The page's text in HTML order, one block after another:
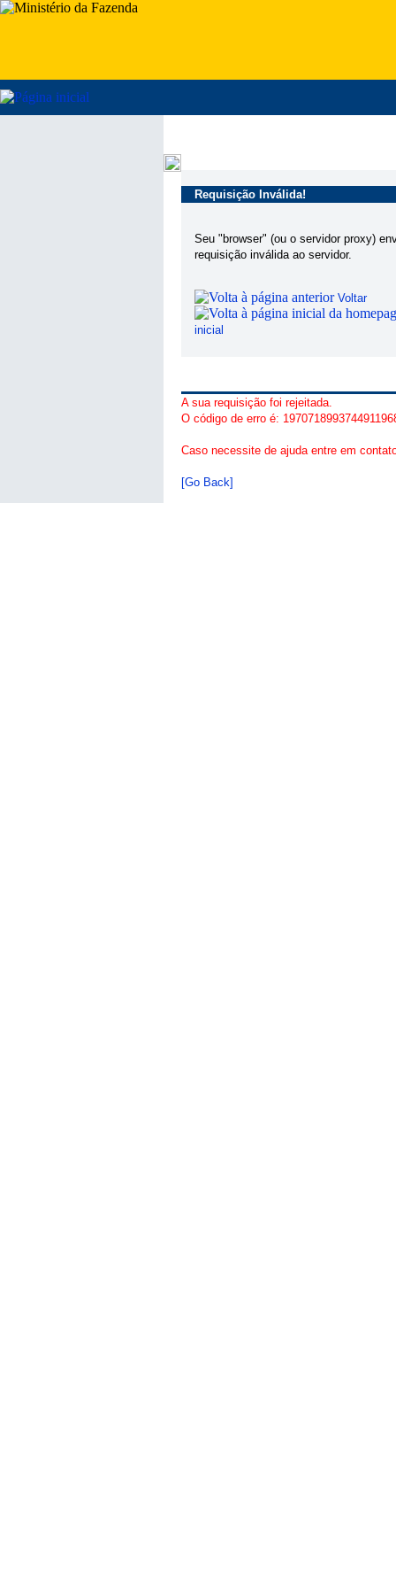
Requisição Inválida!
Seu "browser" (ou o servidor proxy)
requisição inválida ao servidor.
Voltar
inicial
A sua requisição foi rejeitada.
O código de erro é:
Caso necessite de ajuda entre em
[Go Back]